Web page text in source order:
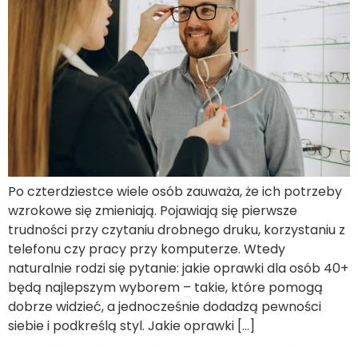
Po czterdziestce wiele osób zauważa, że ich potrzeby
wzrokowe się zmieniają. Pojawiają się pierwsze
trudności przy czytaniu drobnego druku, korzystaniu z
telefonu czy pracy przy komputerze. Wtedy
naturalnie rodzi się pytanie: jakie oprawki dla osób 40+
będą najlepszym wyborem – takie, które pomogą
dobrze widzieć, a jednocześnie dodadzą pewności
siebie i podkreślą styl. Jakie oprawki […]